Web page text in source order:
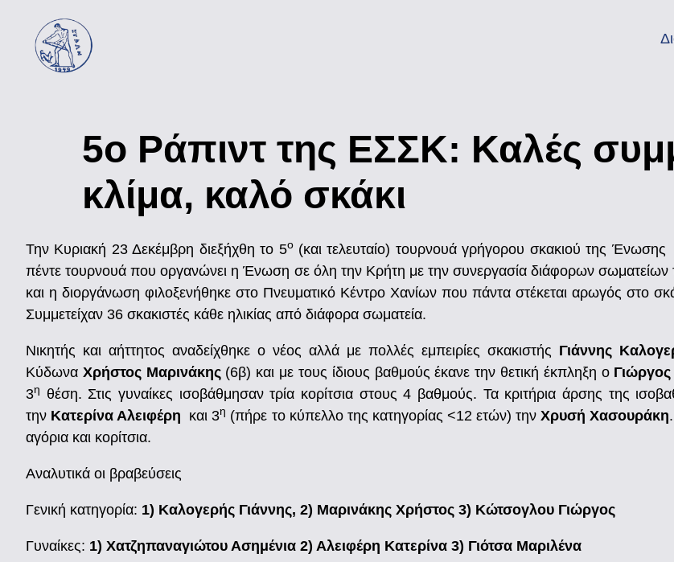
5ο Ράπιντ της ΕΣΣΚ: Καλές
κλίμα, καλό σκάκι
Την Κυριακή 23 Δεκέμβρη διεξήχθη το 5ο(και τελευταίο) τουρνουά γρήγορου σκακιού της Ένωσης
πέντε τουρνουά που οργανώνει η Ένωση σε όλη την Κρήτη με την συνεργασία διάφορων
και η διοργάνωση φιλοξενήθηκε στο Πνευματικό Κέντρο Χανίων που πάντα στέκεται αρωγός στο
Συμμετείχαν 36 σκακιστές κάθε ηλικίας από διάφορα σωματεία.
Νικητής και αήττητος αναδείχθηκε ο νέος αλλά με πολλές εμπειρίες σκακιστής Γιάννης
Κύδωνα Χρήστος Μαρινάκης(6β) και με τους ίδιους βαθμούς έκανε την θετική έκπληξη ο
3η θέση. Στις γυναίκες ισοβάθμησαν τρία κορίτσια στους 4 βαθμούς. Τα κριτήρια άρσης της
την Κατερίνα Αλειφέρη και 3η (πήρε το κύπελλο της κατηγορίας <12 ετών) τηνΧρυσή Χασουράκη
αγόρια και κορίτσια.
Αναλυτικά οι βραβεύσεις
Γενική κατηγορία: 1) Καλογερής Γιάννης, 2) Μαρινάκης Χρήστος 3) Κώτσογλου Γιώργος
Γυναίκες: 1) Χατζηπαναγιώτου Ασημένια 2) Αλειφέρη Κατερίνα 3) Γιότσα Μαριλένα